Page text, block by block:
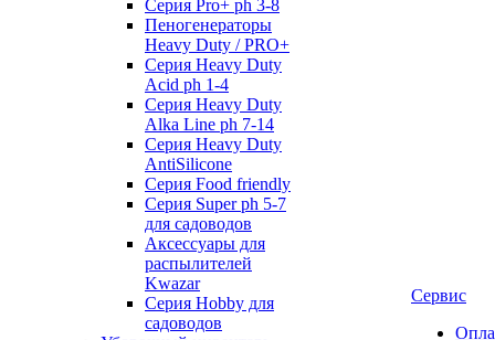
Серия Pro+ ph 3-8
Пеногенераторы
Heavy Duty / PRO+
Серия Heavy Duty
Acid ph 1-4
Серия Heavy Duty
Alka Line ph 7-14
Серия Heavy Duty
AntiSilicone
Серия Food friendly
Серия Super ph 5-7
для садоводов
Аксессуары для
распылителей
Kwazar
Серия Hobby для
садоводов
Сервис